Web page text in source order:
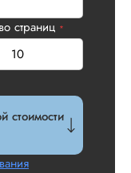
страниц *
стоимости
официального
договора. Само
что не было
плане. Научруки
не задалбывали,
посмотрели, что
и сказал...